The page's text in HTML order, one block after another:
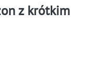
z krótkim